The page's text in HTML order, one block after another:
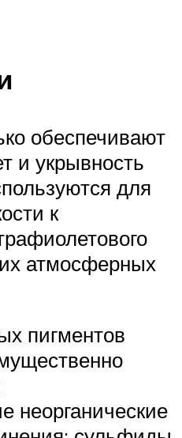
обеспечивают
и укрывность
для
к
атмосферных
пигментов
неорганические